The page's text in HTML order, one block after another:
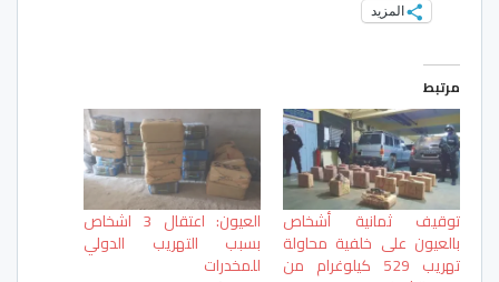
المزيد
مرتبط
توقيف ثمانية أشخاص
بالعيون على خلفية محاولة
تهريب 529 كيلوغرام من
العيون: اعتقال 3 اشخاص
بسبب التهريب الدولي
للمخدرات